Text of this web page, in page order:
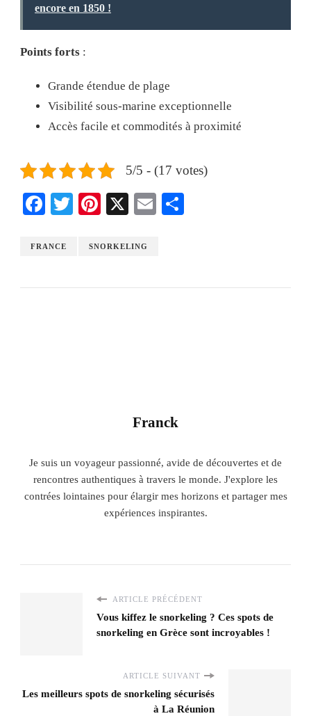
encore en 1850 !
Points forts :
Grande étendue de plage
Visibilité sous-marine exceptionnelle
Accès facile et commodités à proximité
5/5 - (17 votes)
Facebook
TwitterPinterest
X Email
FRANCE SNORKELING
Franck
Je suis un voyageur passionné, avide de découvertes et de
rencontres authentiques à travers le monde. J'explore les
contrées lointaines pour élargir mes horizons et partager mes
expériences inspirantes.
ARTICLE PRÉCÉDENT
Vous kiffez le snorkeling ? Ces spots de
snorkeling en Grèce sont incroyables !
ARTICLE SUIVANT
Les meilleurs spots de snorkeling sécurisés
à La Réunion